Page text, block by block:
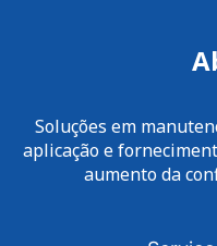
Soluções em
aplicação e
aumento da